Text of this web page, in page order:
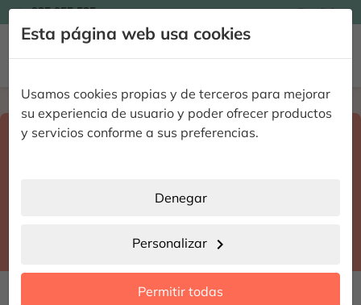
Esta página web usa cookies
Usamos cookies propias y de terceros para mejorar
su experiencia de usuario y poder ofrecer productos
y servicios conforme a sus preferencias.
Denegar
Personalizar chevron_right
Permitir todas
935 955 525 Español
 
Home Enviar flores a domicilio Navarra
Selecciona destino y fecha de entrega